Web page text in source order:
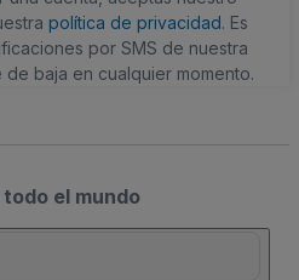
política de privacidad. Es
por SMS de nuestra
baja en cualquier momento.
el mundo